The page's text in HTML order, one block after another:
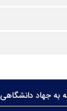
به جهاد دانشگاهی